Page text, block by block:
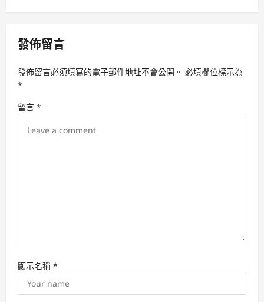
v
g
a
t
i
發佈留言
發佈留言必須填寫的電子郵件地址不會公開。 必填欄位標示為
*
留言 *
顯示名稱 *